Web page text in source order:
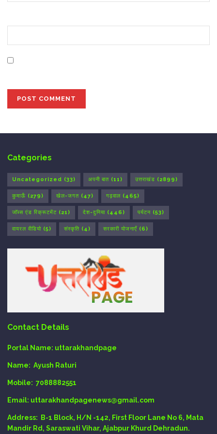
Categories
Uncategorized (33) अपनी बात (11) उत्तराखंड (2899)
कुमाऊँ (279) खेल-जगत (47) गढ़वाल (465)
जॉब्स एंड रिक्रूटमेंट (21) देश-दुनिया (446) पर्यटन (53)
वायरल वीडियो (5) संस्कृति (4) सरकारी योजनाएँ (6)
Contact Details
Portal Name: uttarakhandpage
Name: Ayush Raturi
Mobile: 7088882551
Email: uttarakhandpagenews@gmail.com
Address:
B-1 Block, H/N -142, First Floor Lane No 6, Mata
Mandir Rd, Saraswati Vihar, Ajabpur Khurd Dehradun.